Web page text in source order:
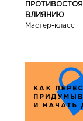
ВЛИЯНИЮ
Мастер-класс